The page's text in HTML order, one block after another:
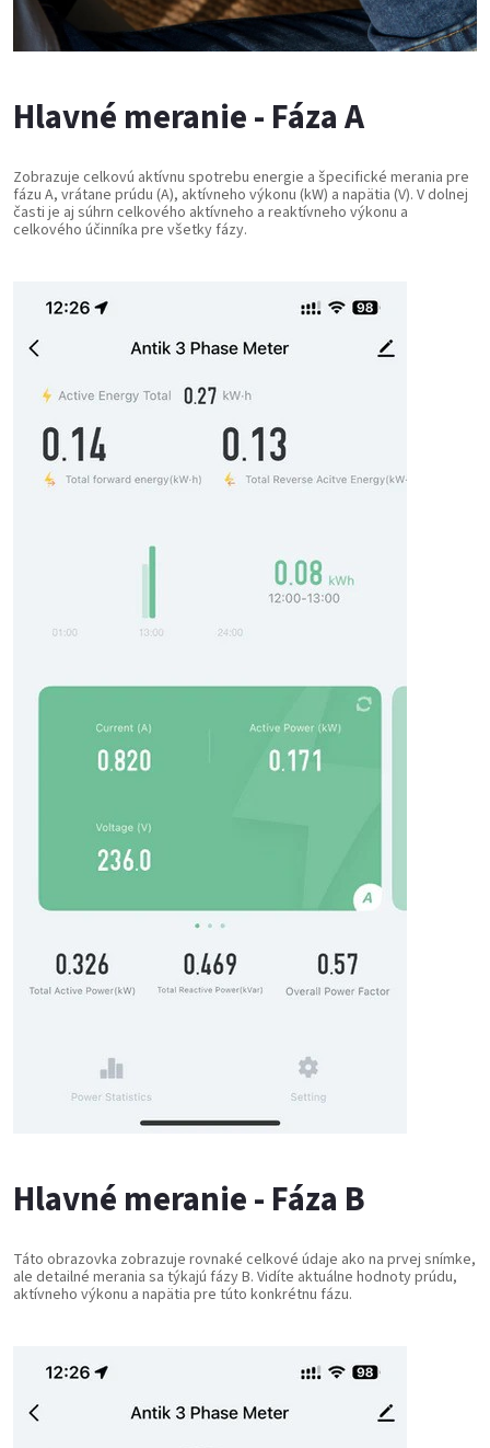
Hlavné meranie - Fáza A
Zobrazuje celkovú aktívnu spotrebu energie a špecifické merania pre
fázu A, vrátane prúdu (A), aktívneho výkonu (kW) a napätia (V). V dolnej
časti je aj súhrn celkového aktívneho a reaktívneho výkonu a
celkového účinníka pre všetky fázy.
Hlavné meranie - Fáza B
Táto obrazovka zobrazuje rovnaké celkové údaje ako na prvej snímke,
ale detailné merania sa týkajú fázy B. Vidíte aktuálne hodnoty prúdu,
aktívneho výkonu a napätia pre túto konkrétnu fázu.